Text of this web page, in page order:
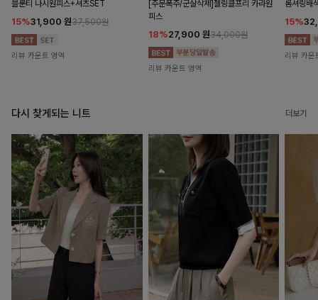
블룬티 나시원피스+셔츠SET
15%31,900 원37,500원
리뷰 카운트 영역
[주문폭주/군살삭제]젤링클프리 카라원
피스
18%27,900 원34,000원
리뷰 카운트 영역
롬셔링배
15%
리뷰 카운
다시 찾게되는 니트 더보기